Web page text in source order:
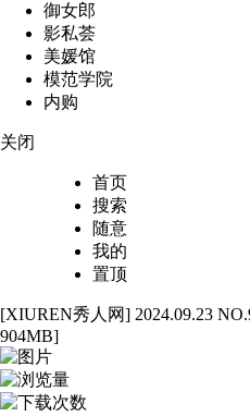
御女郎
影私荟
美媛馆
模范学院
内购
关闭
首页
搜索
随意
我的
置顶
[XIUREN秀人网] 2024.09.23
904MB]